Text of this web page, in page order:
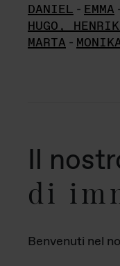
DANIEL - EMMA
HUGO,
MARTA -
Il
di
Benvenuti nel